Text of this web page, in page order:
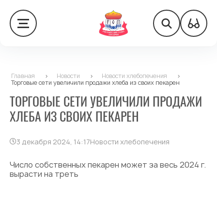
Главная > Новости > Новости хлебопечения
>
Торговые сети увеличили продажи хлеба из своих пекарен
ТОРГОВЫЕ СЕТИ УВЕЛИЧИЛИ ПРОДАЖИ
ХЛЕБА ИЗ СВОИХ ПЕКАРЕН
3 декабря 2024, 14:17Новости хлебопечения
Число собственных пекарен может за весь 2024 г.
вырасти на треть